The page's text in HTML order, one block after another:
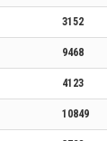
3152
9468
4123
10849